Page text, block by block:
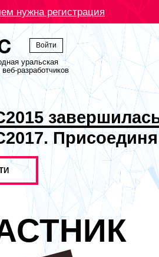
нужна регистрация
Войти
уральская
разработчиков